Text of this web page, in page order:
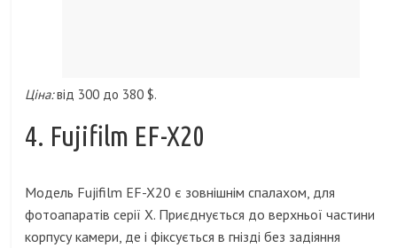
Ціна:від 300 до 380 $.
4. Fujifilm EF-X20
Модель Fujifilm EF-X20 є зовнішнім спалахом, для
фотоапаратів серії Х. Приєднується до верхньої частини
корпусу камери, де і фіксується в гнізді без задіяння